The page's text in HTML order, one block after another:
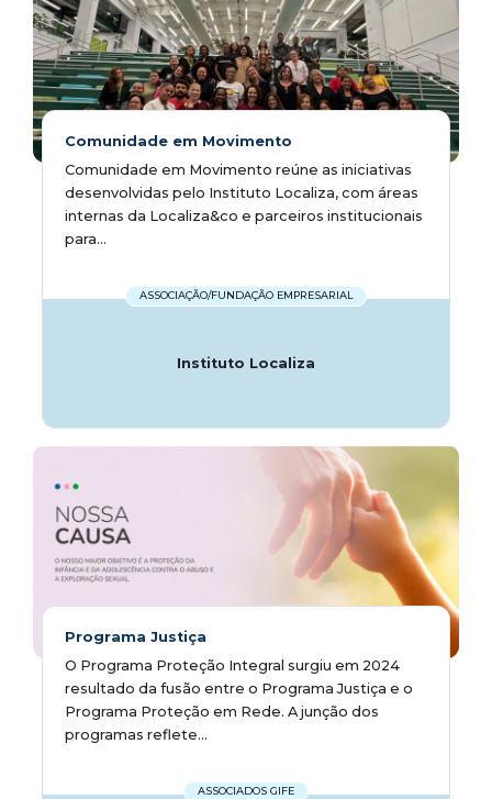
Comunidade em Movimento
Comunidade em Movimento reúne as iniciativas
desenvolvidas pelo Instituto Localiza, com áreas
internas da Localiza&co e parceiros institucionais
para...
ASSOCIAÇÃO/FUNDAÇÃO EMPRESARIAL
Instituto Localiza
Programa Justiça
O Programa Proteção Integral surgiu em 2024
resultado da fusão entre o Programa Justiça e o
Programa Proteção em Rede. A junção dos
programas reflete...
ASSOCIADOS GIFE